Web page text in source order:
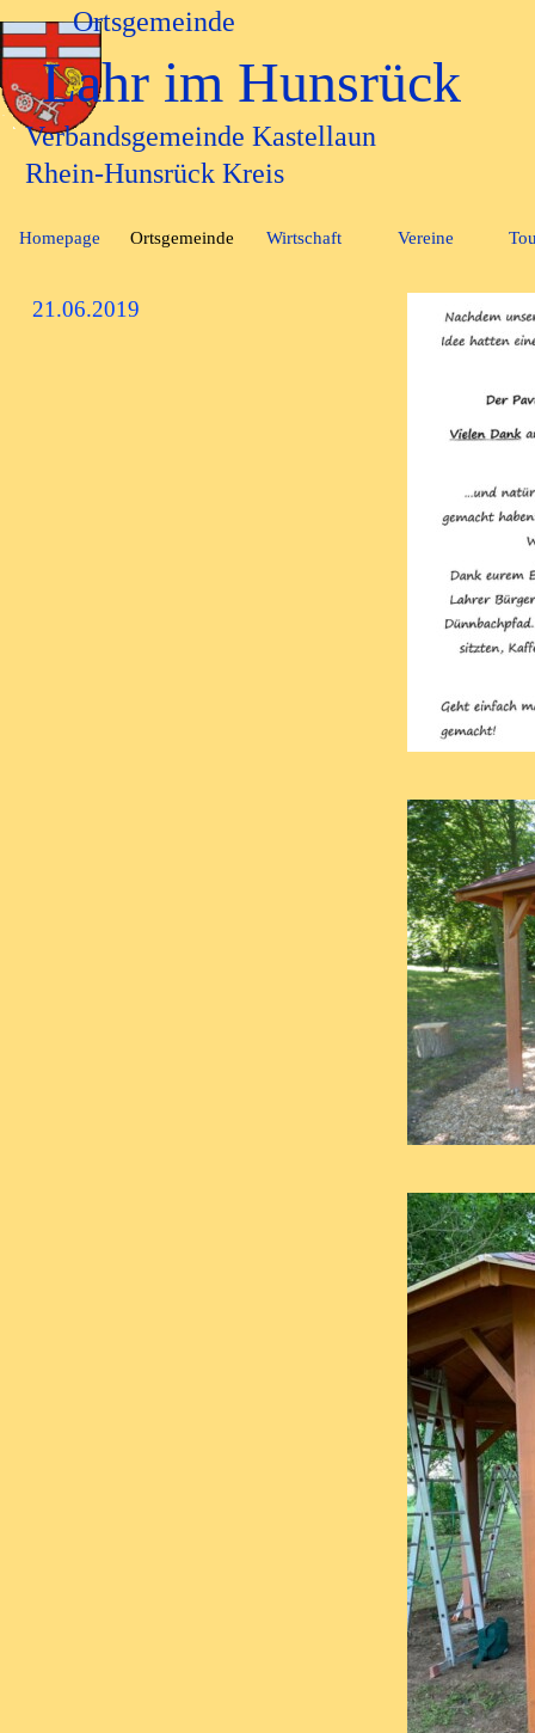
Direkt zum Seiteninhalt
Ortsgemeinde
Lahr im Hunsrück
Verbandsgemeinde Kastellaun
Rhein-Hunsrück Kreis
Homepage Ortsgemeinde ▼
Wirtschaft ▼
Vereine
21.06.2019